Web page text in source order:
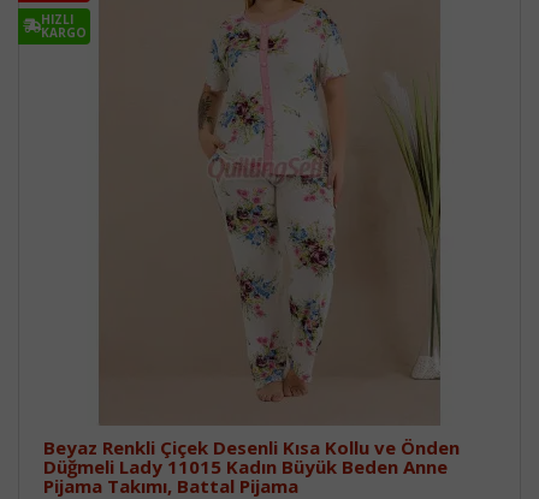
HIZLI
KARGO
Beyaz Renkli Çiçek Desenli Kısa Kollu ve Önden
Düğmeli Lady 11015 Kadın Büyük Beden Anne
Pijama Takımı, Battal Pijama